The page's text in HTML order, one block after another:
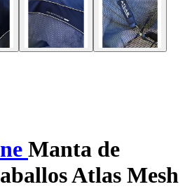
Manta de
Atlas Mesh